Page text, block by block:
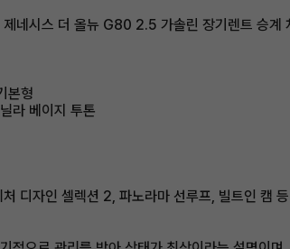
네시스 더 올뉴 G80 2.5 가솔린 장기렌트 승계
본형
라 베이지 투톤
디자인 셀렉션 2, 파노라마 선루프, 빌트인 캠